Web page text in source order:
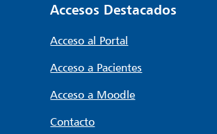
Accesos Destacados
Acceso al Portal
Acceso a Pacientes
Acceso a Moodle
Contacto